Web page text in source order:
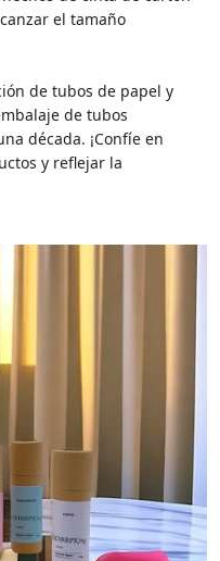
el tamaño
de tubos de papel y
de tubos
década. ¡Confíe en
y reflejar la